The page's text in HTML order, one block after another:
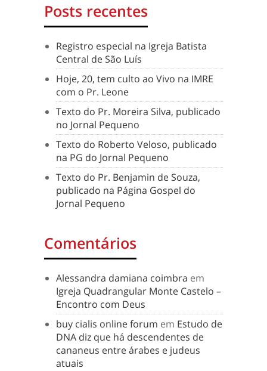
Posts recentes
Registro especial na Igreja Batista
Central de São Luís
Hoje, 20, tem culto ao Vivo na IMRE
com o Pr. Leone
Texto do Pr. Moreira Silva, publicado
no Jornal Pequeno
Texto do Roberto Veloso, publicado
na PG do Jornal Pequeno
Texto do Pr. Benjamin de Souza,
publicado na Página Gospel do
Jornal Pequeno
Comentários
Alessandra damiana coimbra em
Igreja Quadrangular Monte Castelo –
Encontro com Deus
buy cialis online forum em Estudo de
DNA diz que há descendentes de
cananeus entre árabes e judeus
atuais